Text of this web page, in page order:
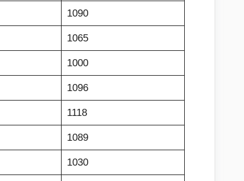
1090
1065
1000
1096
1118
1089
1030